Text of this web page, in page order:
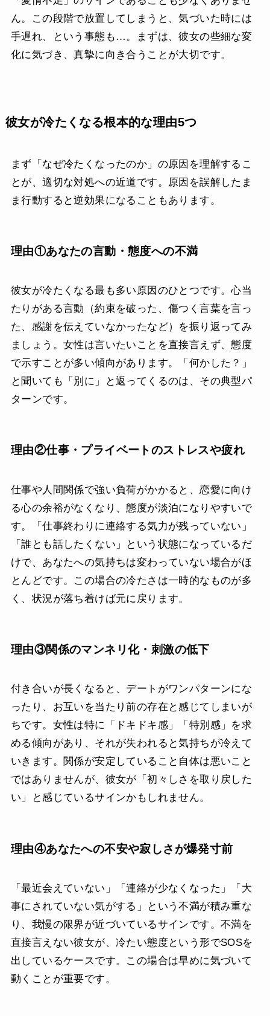
ん。この段階で放置してしまうと、気づいた時には
手遅れ、という事態も…。まずは、彼女の些細な変
化に気づき、真摯に向き合うことが大切です。
彼女が冷たくなる根本的な理由5つ
まず「なぜ冷たくなったのか」の原因を理解するこ
とが、適切な対処への近道です。原因を誤解したま
ま行動すると逆効果になることもあります。
理由①あなたの言動・態度への不満
彼女が冷たくなる最も多い原因のひとつです。心当
たりがある言動（約束を破った、傷つく言葉を言っ
た、感謝を伝えていなかったなど）を振り返ってみ
ましょう。女性は言いたいことを直接言えず、態度
で示すことが多い傾向があります。「何かした？」
と聞いても「別に」と返ってくるのは、その典型パ
ターンです。
理由②仕事・プライベートのストレスや疲れ
仕事や人間関係で強い負荷がかかると、恋愛に向け
る心の余裕がなくなり、態度が淡泊になりやすいで
す。「仕事終わりに連絡する気力が残っていない」
「誰とも話したくない」という状態になっているだ
けで、あなたへの気持ちは変わっていない場合がほ
とんどです。この場合の冷たさは一時的なものが多
く、状況が落ち着けば元に戻ります。
理由③関係のマンネリ化・刺激の低下
付き合いが長くなると、デートがワンパターンにな
ったり、お互いを当たり前の存在と感じてしまいが
ちです。女性は特に「ドキドキ感」「特別感」を求
める傾向があり、それが失われると気持ちが冷えて
いきます。関係が安定していること自体は悪いこと
ではありませんが、彼女が「初々しさを取り戻した
い」と感じているサインかもしれません。
理由④あなたへの不安や寂しさが爆発寸前
「最近会えていない」「連絡が少なくなった」「大
事にされていない気がする」という不満が積み重な
り、我慢の限界が近づいているサインです。不満を
直接言えない彼女が、冷たい態度という形でSOSを
出しているケースです。この場合は早めに気づいて
動くことが重要です。